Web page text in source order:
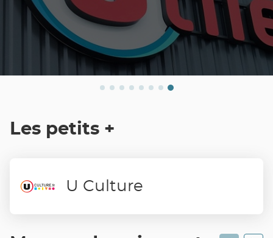
Les petits +
U Culture